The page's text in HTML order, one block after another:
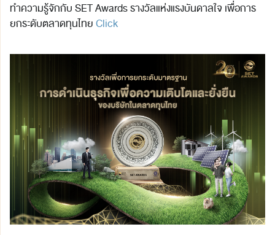
ทำความรู้จักกับ SET Awards รางวัลแห่งแรงบันดาลใจ เพื่อการ
ยกระดับตลาดทุนไทยClick